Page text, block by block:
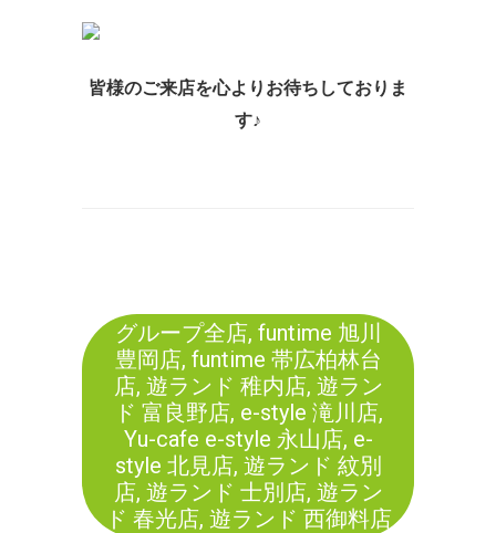
皆様のご来店を心よりお待ちしておりま
す♪
グループ全店, funtime 旭川
豊岡店, funtime 帯広柏林台
店, 遊ランド 稚内店, 遊ラン
ド 富良野店, e-style 滝川店,
Yu-cafe e-style 永山店, e-
style 北見店, 遊ランド 紋別
店, 遊ランド 士別店, 遊ラン
ド 春光店, 遊ランド 西御料店